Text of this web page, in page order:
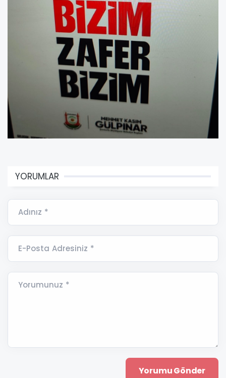
YORUMLAR
Adınız *
E-Posta Adresiniz *
Yorumunuz *